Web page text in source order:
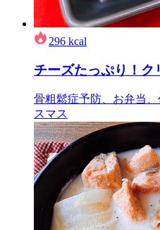
296 kcal
チーズたっぷり！ク
骨粗鬆症予防、お弁当
スマス